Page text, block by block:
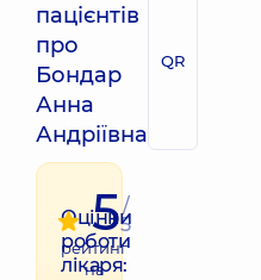
пацієнтів
про
Бондар
Анна
Андріївна
QR
Оцінки
роботи
лікаря:
5/
5
рейтинг
на